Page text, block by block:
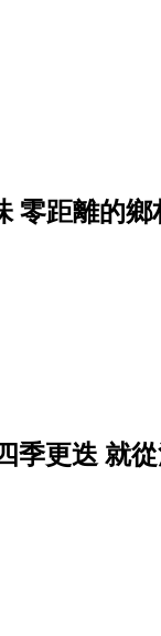
零距離的
季更迭 就